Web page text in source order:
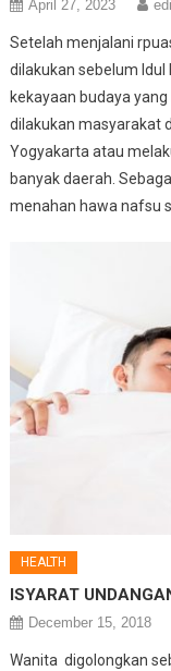
April 27, 2023
Setelah menjalani
dilakukan sebelum Idul
kekayaan budaya
dilakukan masyarakat
Yogyakarta atau
banyak daerah.
menahan hawa nafsu
HEALTH
ISYARAT
December 15, 2018
Wanita digolongkan